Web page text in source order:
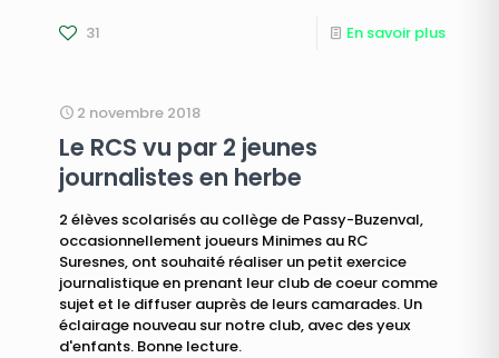
31 En savoir plus
2 novembre 2018
Le RCS vu par 2 jeunes
journalistes en herbe
2 élèves scolarisés au collège de Passy-Buzenval,
occasionnellement joueurs Minimes au RC
Suresnes, ont souhaité réaliser un petit exercice
journalistique en prenant leur club de coeur comme
sujet et le diffuser auprès de leurs camarades. Un
éclairage nouveau sur notre club, avec des yeux
d'enfants. Bonne lecture.